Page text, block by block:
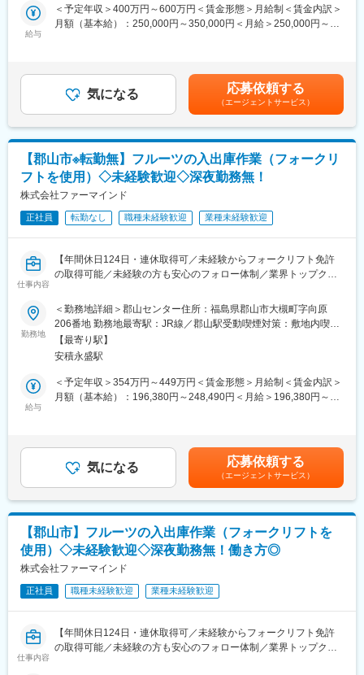
◎ヘルスケア領域への積極的な参入
従来のヒット製品のソフトキャンディ（ぷっちょ等）やグミ（シ
ラルケア関連製品の開発を行っています。国内の菓子メーカーで
初めて機能性表示食品の認可を取得した当社は、今後も「健康」
を意識した製品開発を積極的に展開していきます。
★新製品開発や特許技術など、高い品質を持つ製品開発に携わ
り、技術力を磨けます。
研究・開発・品質管理・生産技術・機械保守など、さまざまな分
野の仕事にチームで取り組み、優れた良い安全靴を作り上げてい
きます。
入社当初は、採用学部別に以下の仕事を担当していただきます
が、一分野にとらわれず、仲間と協働しながら仕事を進めていき
ます。
＜具体的には＞
・機械系／靴を作るための木型（足型）、モールド（金型）の設
計・開発・評価。
・化学系／靴を作るための材料の開発・評価。（例：靴底材・先
芯材で使用するゴム・ポリウレタン・プラスチック・複合材など
■教育体制
入社研修として基礎的な知識を身に付けた後、配属先で実務を通
してOJTで学んでいきます。
材料や機械などそれぞれの分野に詳しい先輩社員たちから、幅広
く当社製品に関するノウハウを教えてもらえます。
※健康増進のために禁煙を推進しており、喫煙者が減少傾向です。
ります。
安全靴のものづくりを間近で見ながら、必要な技術を身に付けて
いきます。キャリアパスとして本社への異動もあります。
【業界トップクラスの優良企業】
当社は安全靴メーカーとしては認知度が高く、防衛省や警察、大
手企業との取引がある隠れた優良企業です。
【市場も拡大中】
タイ、中国、インドネシア、ベトナムに海外子会社を設立。
アジアを中心に営業展開を図り、豊富なネットワークでお客様の
ニーズに対応しています。
グローバルな視点から技術情報をとらえ、生産システムを確立
し、優れた製品を国内外に向けて発信しています。
給与
＜予定年収＞400万円～600万円＜賃金形態＞月給制＜賃金内訳＞
月額（基本給）：250,000円～350,000円＜月給＞250,000円～
あくまでも目安の金額であり、選考を通じて上下する可能性があ
ります。月給(月額)は固定手当を含めた表記です。
気になる 応募依頼する
（エージェントサービス）
【郡山市※転勤無】フルーツの入出庫作業（フォークリ
フトを使用）◇未経験歓迎◇深夜勤務無！
株式会社ファーマインド
正社員 転勤なし 職種未経験歓迎 業種未経験歓迎
仕事内容
【年間休日124日・連休取得可／未経験からフォークリフト免許
の取得可能／未経験の方も安心のフォロー体制／業界トップクラ
■職務内容：
輸入したバナナやアボカドなど青果物の入出庫作業をお任せしま
す。
フォークリフトでの業務がメインとなります。
＜具体的な業務内容＞
・輸入したバナナなど青果物を、追熟させる（食べごろにする）
・タブレット端末を使った入荷・出荷時の検品、出荷後の在庫照
合作業
・納品に必要な帳票作成（パソコンでの入力業務）
■入社後の流れ＜独り立ちまでしっかりフォロー＞：
・入社後1か月間：出荷前検品作業をしながら、OJTで「商品名・
規格（サイズ・重量・等級・入り数などのルール）」を覚えてい
・同時並行で、フォークリフト免許を取得いただきます。
・免許取得後、入出庫作業を担当いただきます。
※免許取得後3か月後をめどに独り立ち、半年後には出庫担当とし
勤務地
＜勤務地詳細＞郡山センター住所：福島県郡山市大槻町字向原
206番地 勤務地最寄駅：JR線／郡山駅受動喫煙対策：敷地内喫煙
可能場所あり変更の範囲：無
【最寄り駅】
安積永盛駅
給与
＜予定年収＞354万円～449万円＜賃金形態＞月給制＜賃金内訳＞
月額（基本給）：196,380円～248,490円＜月給＞196,380円～
月） ※7月～3月入社者は対象外■賞与：年2回（7月、
12月） ※入社月によって按分支給賃金はあくまでも目安の
金額であり、選考を通じて上下する可能性があります。月給(月額)
は固定手当を含めた表記です。
気になる 応募依頼する
（エージェントサービス）
【郡山市】フルーツの入出庫作業（フォークリフトを
使用）◇未経験歓迎◇深夜勤務無！働き方◎
株式会社ファーマインド
正社員 職種未経験歓迎 業種未経験歓迎
仕事内容
【年間休日124日・連休取得可／未経験からフォークリフト免許
の取得可能／未経験の方も安心のフォロー体制／業界トップクラ